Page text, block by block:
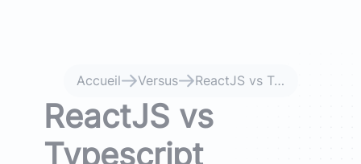
Accueil Versus ReactJS vs Typescript
ReactJS vs
Typescript